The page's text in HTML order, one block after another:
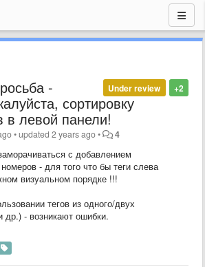
+2
Under review
-
сортировку
в левой панели!
•updated2 years ago• 4
с добавлением
- для того что бы теги слева
визуальном порядке !!!
тегов из одного/двух
др.) - возникают ошибки.